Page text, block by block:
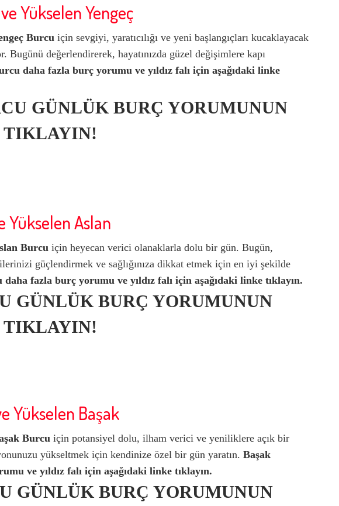
Yükselen Yengeç
Burcu için sevgiyi, yaratıcılığı ve yeni başlangıçları kucaklayacak
Bugünü değerlendirerek, hayatınızda güzel değişimlere kapı
daha fazla burç yorumu ve yıldız falı için aşağıdaki linke
GÜNLÜK BURÇ YORUMUNUN
TIKLAYIN!
Yükselen Aslan
Burcu için heyecan verici olanaklarla dolu bir gün. Bugün,
güçlendirmek ve sağlığınıza dikkat etmek için en iyi şekilde
daha fazla burç yorumu ve yıldız falı için aşağıdaki linke tıklayın.
GÜNLÜK BURÇ YORUMUNUN
TIKLAYIN!
Yükselen Başak
Burcu için potansiyel dolu, ilham verici ve yeniliklere açık bir
yükseltmek için kendinize özel bir gün yaratın. Başak
ve yıldız falı için aşağıdaki linke tıklayın.
GÜNLÜK BURÇ YORUMUNUN